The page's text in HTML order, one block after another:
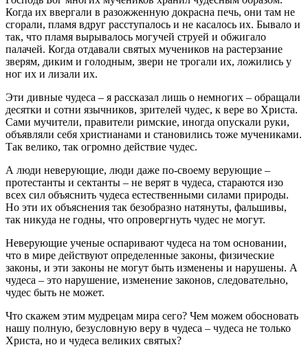
Когда их ввергали в разожженную докрасна печь, они там не
сгорали, пламя вдруг расступалось и не касалось их. Бывало и
так, что пламя вырывалось могучей струей и обжигало
палачей. Когда отдавали святых мучеников на растерзание
зверям, диким и голодным, звери не трогали их, ложились у
ног их и лизали их.
Эти дивные чудеса – я рассказал лишь о немногих – обращали
десятки и сотни язычников, зрителей чудес, к вере во Христа.
Сами мучители, правители римские, иногда опускали руки,
объявляли себя христианами и становились тоже мучениками.
Так велико, так огромно действие чудес.
А люди неверующие, люди даже по-своему верующие –
протестанты и сектанты – не верят в чудеса, стараются изо
всех сил объяснить чудеса естественными силами природы.
Но эти их объяснения так безобразно натянуты, фальшивы,
так никуда не годны, что опровергнуть чудес не могут.
Неверующие ученые оспаривают чудеса на том основании,
что в мире действуют определенные законы, физические
законы, и эти законы не могут быть изменены и нарушены. А
чудеса – это нарушение, изменение законов, следовательно,
чудес быть не может.
Что скажем этим мудрецам мира сего? Чем можем обосновать
нашу полную, безусловную веру в чудеса – чудеса не только
Христа, но и чудеса великих святых?